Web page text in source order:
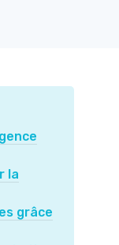
la
grâce